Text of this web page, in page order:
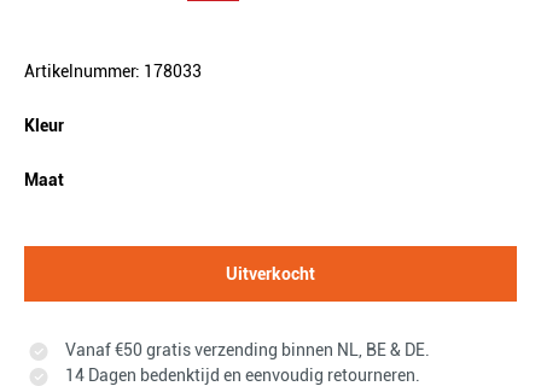
Artikelnummer: 178033
Kleur
Maat
Uitverkocht
Vanaf €50 gratis verzending binnen NL, BE & DE.
14 Dagen bedenktijd en eenvoudig retourneren.